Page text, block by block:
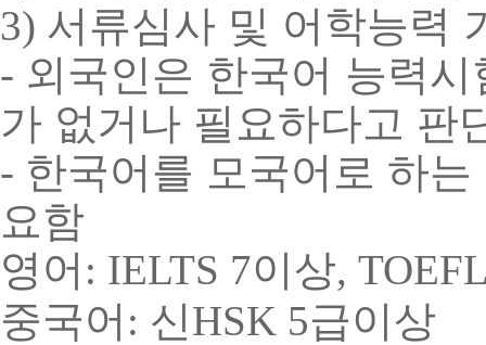
3) 서류심사 및 어학능력
- 외국인은 한국어 능력
가 없거나 필요하다고 판
- 한국어를 모국어로 하는
요함
영어 : IELTS 7이상,
중국어 : 신HSK 5급이상